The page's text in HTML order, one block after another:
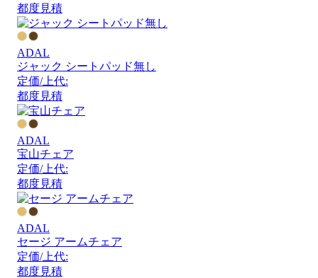
都度見積
ADAL
ジャック シートパッド無し
定価/上代:
都度見積
ADAL
宝山チェア
定価/上代:
都度見積
ADAL
セージ アームチェア
定価/上代:
都度見積